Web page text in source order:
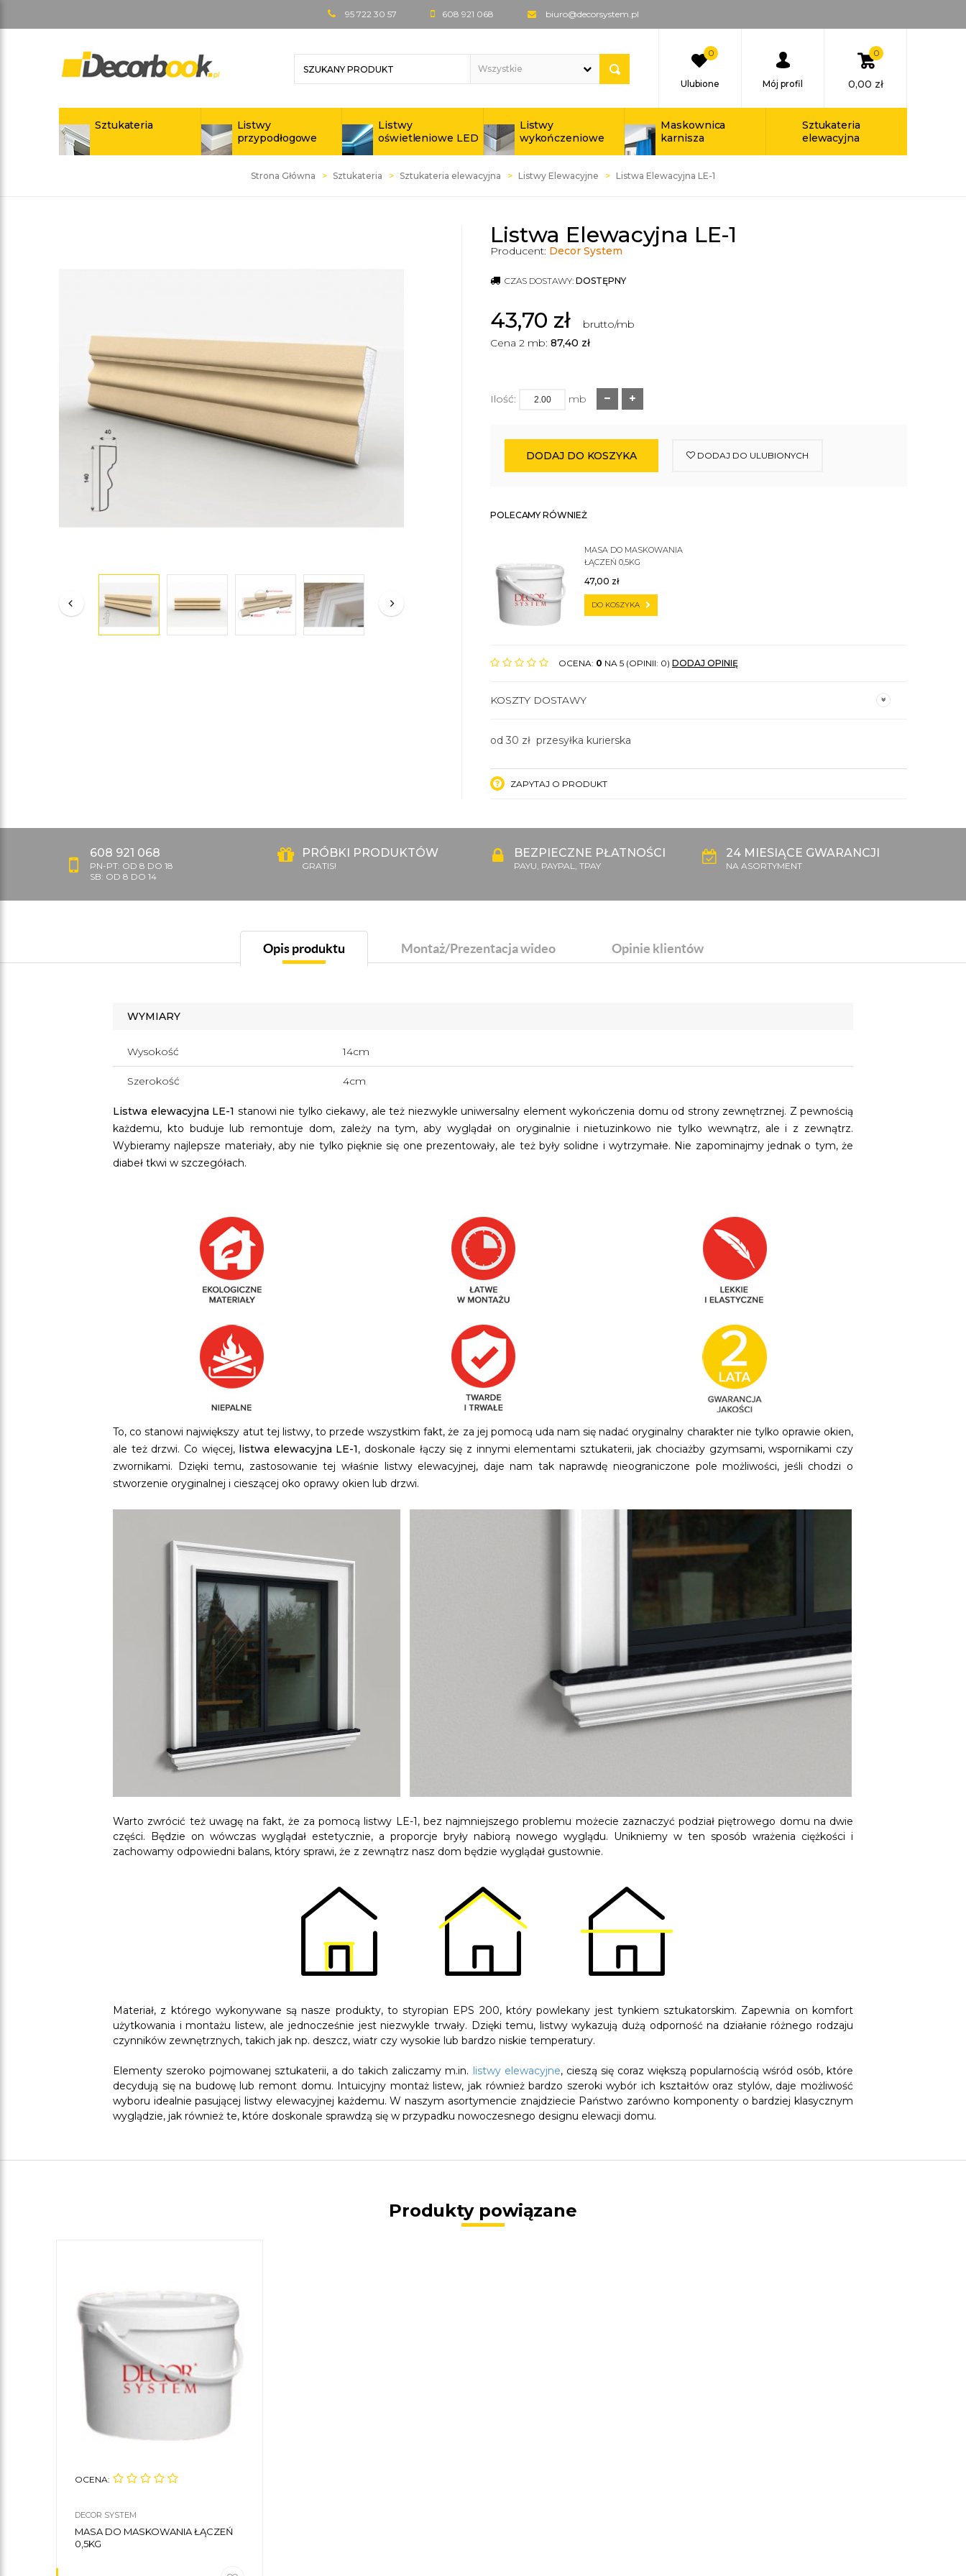
95 722 30 57 608 921 068 biuro@decorsystem.pl
0
Ulubione Mój profil
0
0,00 zł
Sztukateria
Listwy
przypodłogowe
Listwy
oświetleniowe LED
Listwy
wykończeniowe
Maskownica
karnisza
Sztukateria
elewacyjna
Strona Główna Sztukateria Sztukateria elewacyjna Listwy Elewacyjne Listwa Elewacyjna LE-1
Listwa Elewacyjna LE-1
Producent: Decor System
CZAS DOSTAWY: DOSTĘPNY
43,70 zł
brutto/mb
Cena 2 mb: 87,40 zł
Ilość: mb
DODAJ DO KOSZYKA DODAJ DO ULUBIONYCH
POLECAMY RÓWNIEŻ
MASA DO MASKOWANIA
ŁĄCZEŃ 0,5KG
47,00 zł
DO KOSZYKA
OCENA: 0 NA 5 (OPINII: 0) DODAJ OPINIĘ
KOSZTY DOSTAWY
od 30 zł przesyłka kurierska
ZAPYTAJ O PRODUKT
608 921 068
PN-PT: OD 8 DO 18
SB: OD 8 DO 14
PRÓBKI PRODUKTÓW
GRATIS!
BEZPIECZNE PŁATNOŚCI
PAYU, PAYPAL, TPAY
24 MIESIĄCE GWARANCJI
NA ASORTYMENT
Opis produktu Montaż/Prezentacja wideo Opinie klientów
WYMIARY
Wysokość 14cm
Szerokość 4cm
Listwa elewacyjna LE-1 stanowi nie tylko ciekawy, ale też niezwykle uniwersalny element wykończenia domu od strony zewnętrznej. Z pewnością
każdemu, kto buduje lub remontuje dom, zależy na tym, aby wyglądał on oryginalnie i nietuzinkowo nie tylko wewnątrz, ale i z zewnątrz.
Wybieramy najlepsze materiały, aby nie tylko pięknie się one prezentowały, ale też były solidne i wytrzymałe. Nie zapominajmy jednak o tym, że
diabeł tkwi w szczegółach.
To, co stanowi największy atut tej listwy, to przede wszystkim fakt, że za jej pomocą uda nam się nadać oryginalny charakter nie tylko oprawie okien,
ale też drzwi. Co więcej, listwa elewacyjna LE-1, doskonale łączy się z innymi elementami sztukaterii, jak chociażby gzymsami, wspornikami czy
zwornikami. Dzięki temu, zastosowanie tej właśnie listwy elewacyjnej, daje nam tak naprawdę nieograniczone pole możliwości, jeśli chodzi o
stworzenie oryginalnej i cieszącej oko oprawy okien lub drzwi.
Warto zwrócić też uwagę na fakt, że za pomocą listwy LE-1, bez najmniejszego problemu możecie zaznaczyć podział piętrowego domu na dwie
części. Będzie on wówczas wyglądał estetycznie, a proporcje bryły nabiorą nowego wyglądu. Unikniemy w ten sposób wrażenia ciężkości i
zachowamy odpowiedni balans, który sprawi, że z zewnątrz nasz dom będzie wyglądał gustownie.
Materiał, z którego wykonywane są nasze produkty, to styropian EPS 200, który powlekany jest tynkiem sztukatorskim. Zapewnia on komfort
użytkowania i montażu listew, ale jednocześnie jest niezwykle trwały. Dzięki temu, listwy wykazują dużą odporność na działanie różnego rodzaju
czynników zewnętrznych, takich jak np. deszcz, wiatr czy wysokie lub bardzo niskie temperatury.
Elementy szeroko pojmowanej sztukaterii, a do takich zaliczamy m.in. listwy elewacyjne, cieszą się coraz większą popularnością wśród osób, które
decydują się na budowę lub remont domu. Intuicyjny montaż listew, jak również bardzo szeroki wybór ich kształtów oraz stylów, daje możliwość
wyboru idealnie pasującej listwy elewacyjnej każdemu. W naszym asortymencie znajdziecie Państwo zarówno komponenty o bardziej klasycznym
wyglądzie, jak również te, które doskonale sprawdzą się w przypadku nowoczesnego designu elewacji domu.
Produkty powiązane
OCENA:
DECOR SYSTEM
MASA DO MASKOWANIA ŁĄCZEŃ
0,5KG